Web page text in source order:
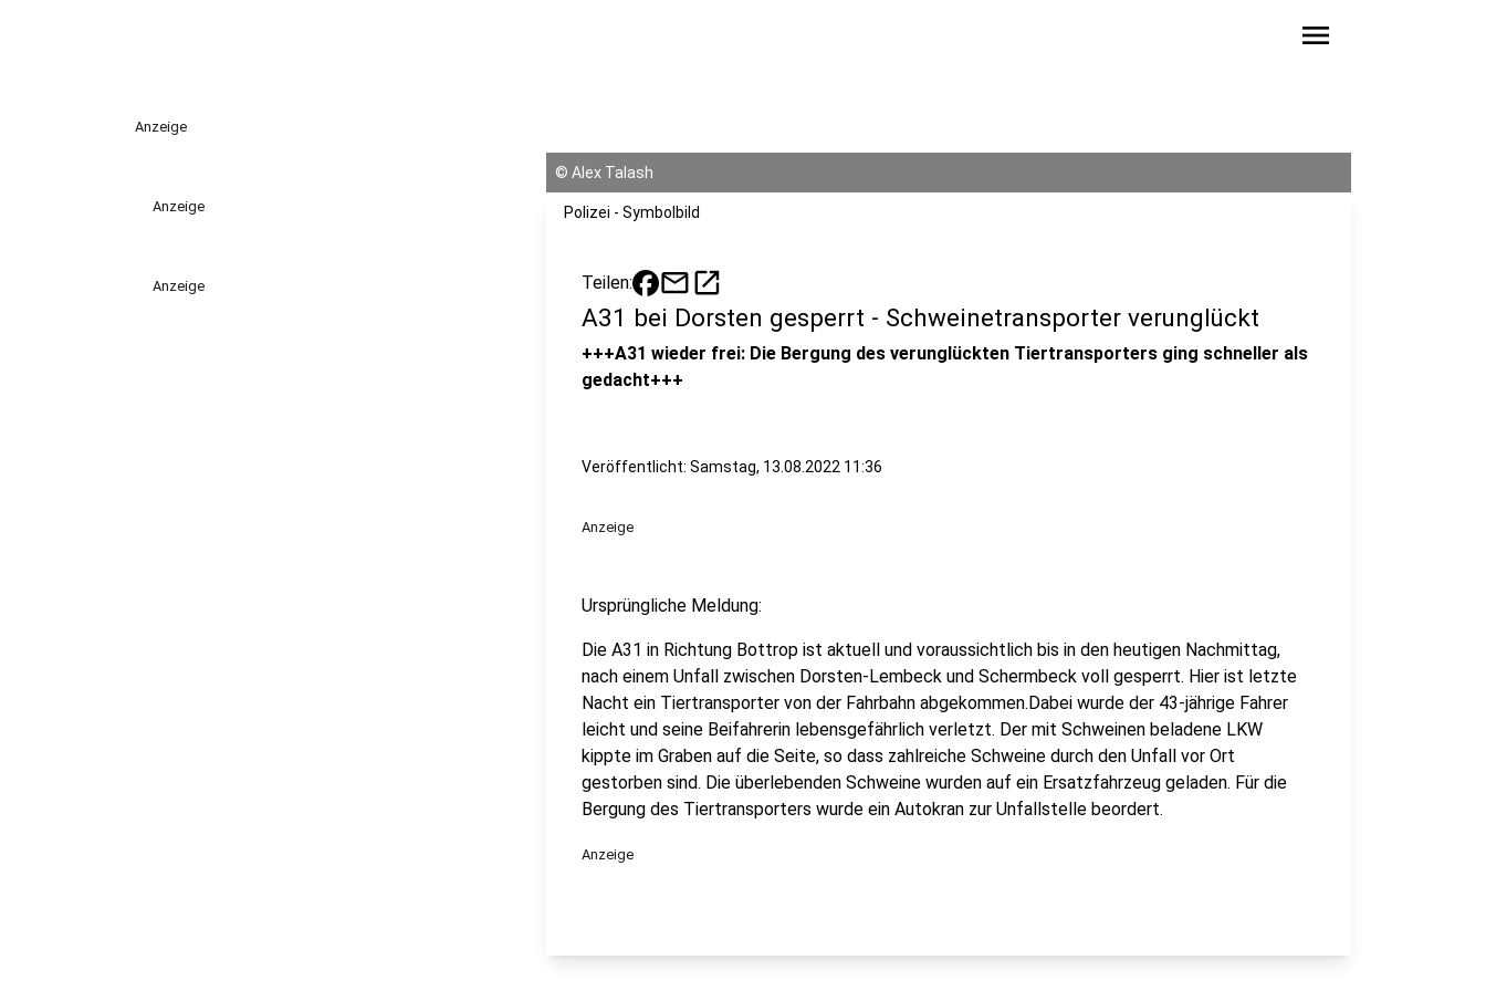
menu
Anzeige
Anzeige
Anzeige
© Alex Talash
Polizei - Symbolbild
Teilen: mailopen_in_new
A31 bei Dorsten gesperrt - Schweinetransporter verunglückt
+++A31 wieder frei: Die Bergung des verunglückten Tiertransporters ging schneller als
gedacht+++
Veröffentlicht: Samstag, 13.08.2022 11:36
Anzeige
Ursprüngliche Meldung:
Die A31 in Richtung Bottrop ist aktuell und voraussichtlich bis in den heutigen Nachmittag,
nach einem Unfall zwischen Dorsten-Lembeck und Schermbeck voll gesperrt. Hier ist letzte
Nacht ein Tiertransporter von der Fahrbahn abgekommen.Dabei wurde der 43-jährige Fahrer
leicht und seine Beifahrerin lebensgefährlich verletzt. Der mit Schweinen beladene LKW
kippte im Graben auf die Seite, so dass zahlreiche Schweine durch den Unfall vor Ort
gestorben sind. Die überlebenden Schweine wurden auf ein Ersatzfahrzeug geladen. Für die
Bergung des Tiertransporters wurde ein Autokran zur Unfallstelle beordert.
Anzeige